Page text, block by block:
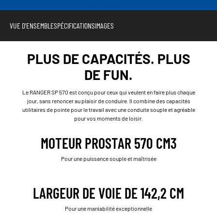
VUE D'ENSEMBLESPÉCIFICATIONSIMAGES
PLUS DE CAPACITÉS. PLUS
DE FUN.
Le RANGER SP 570 est conçu pour ceux qui veulent en faire plus chaque
jour, sans renoncer au plaisir de conduire. Il combine des capacités
utilitaires de pointe pour le travail avec une conduite souple et agréable
pour vos moments de loisir.
MOTEUR PROSTAR 570 CM3
Pour une puissance souple et maîtrisée
LARGEUR DE VOIE DE 142,2 CM
Pour une maniabilité exceptionnelle